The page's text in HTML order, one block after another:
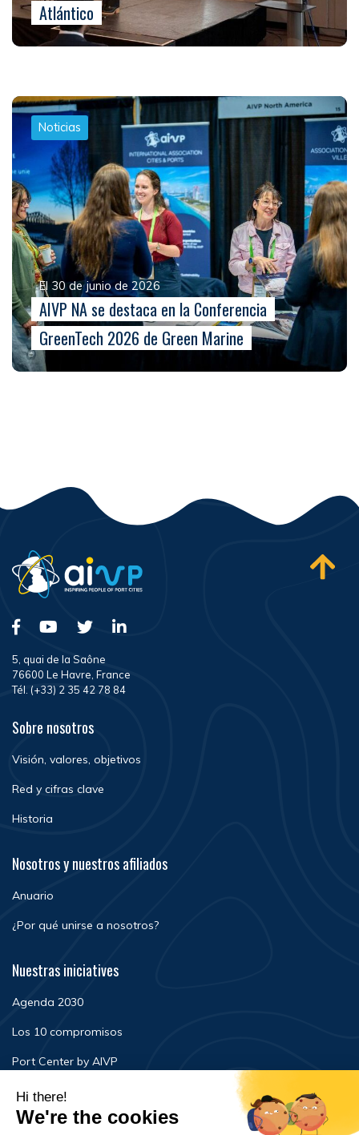
Atlántico
Noticias
El 30 de junio de 2026
AIVP NA se destaca en la Conferencia
GreenTech 2026 de Green Marine
5, quai de la Saône
76600 Le Havre, France
Tél. (+33) 2 35 42 78 84
Sobre nosotros
Visión, valores, objetivos
Red y cifras clave
Historia
Nosotros y nuestros afiliados
Anuario
¿Por qué unirse a nosotros?
Nuestras iniciatives
Agenda 2030
Los 10 compromisos
Port Center by AIVP
Noticias